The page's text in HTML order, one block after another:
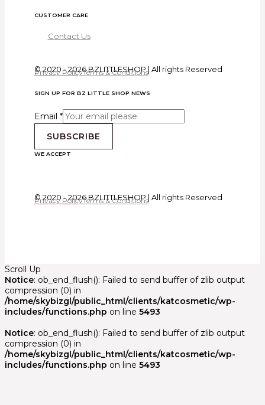
CUSTOMER CARE
Contact Us
© 2020 - 2026 BZLITTLESHOP | All rights Reserved
Privacy PolicyTerms & Conditions
SIGN UP FOR BZ LITTLE SHOP NEWS
Email *
SUBSCRIBE
WE ACCEPT
© 2020 - 2026 BZLITTLESHOP | All rights Reserved
Privacy PolicyTerms & Conditions
Scroll Up
Notice: ob_end_flush(): Failed to send buffer of zlib output
compression (0) in
/home/skybizgl/public_html/clients/katcosmetic/wp-
includes/functions.php on line 5493
Notice: ob_end_flush(): Failed to send buffer of zlib output
compression (0) in
/home/skybizgl/public_html/clients/katcosmetic/wp-
includes/functions.php on line 5493